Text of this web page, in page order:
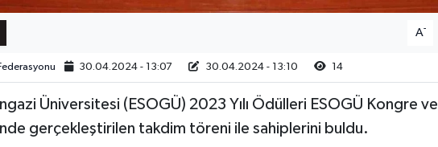
A-
30.04.2024 - 13:07 30.04.2024 - 13:10 14
Üniversitesi (ESOGÜ) 2023 Yılı Ödülleri ESOGÜ Kongre ve
gerçekleştirilen takdim töreni ile sahiplerini buldu.